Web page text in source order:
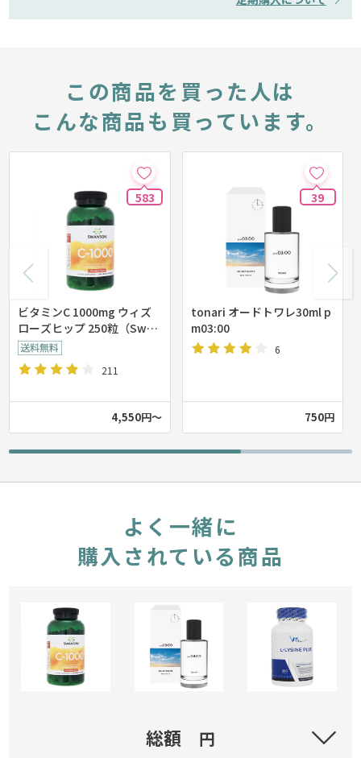
この商品を買った人は
こんな商品も買っています。
583
ビタミンC 1000mg ウィズ
ローズヒップ 250粒（Swan
son)
211
4,550円～
39
tonari オードトワレ30ml p
m03:00
6
750円
よく一緒に
購入されている商品
総額 円